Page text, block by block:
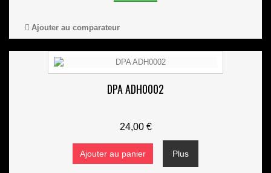
Ajouter au comparateur
DPA ADH0002
24,00 €
Ajouter au panier Plus